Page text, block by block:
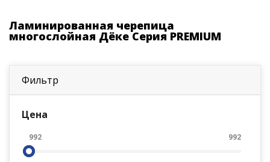
Ламинированная черепица
многослойная Дёке Серия PREMIUM
Фильтр
Цена
992 992